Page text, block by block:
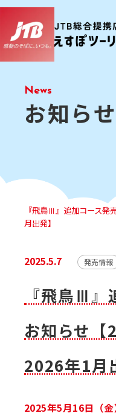
お知らせ
『飛鳥Ⅲ』追加コース発
月出発】
2025.5.7 発売情報
『飛鳥Ⅲ』
お知らせ
2026年1月
2025年5月16日（金